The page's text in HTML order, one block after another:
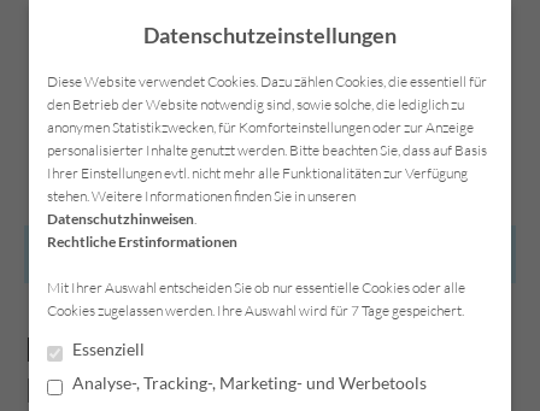
Kontakt Anfahrt Datenschutz Impressum
HAUPTMENÜ
Bankkarte weg? So schützen Sie
Ihr Konto richtig
Datenschutzeinstellungen
Diese Website verwendet Cookies. Dazu zählen Cookies, die essentiell für
den Betrieb der Website notwendig sind, sowie solche, die lediglich zu
anonymen Statistikzwecken, für Komforteinstellungen oder zur Anzeige
personalisierter Inhalte genutzt werden. Bitte beachten Sie, dass auf Basis
Ihrer Einstellungen evtl. nicht mehr alle Funktionalitäten zur Verfügung
stehen. Weitere Informationen finden Sie in unseren
Datenschutzhinweisen.
Rechtliche Erstinformationen
Mit Ihrer Auswahl entscheiden Sie ob nur essentielle Cookies oder alle
Cookies zugelassen werden. Ihre Auswahl wird für 7 Tage gespeichert.
Essenziell
Analyse-, Tracking-, Marketing- und Werbetools